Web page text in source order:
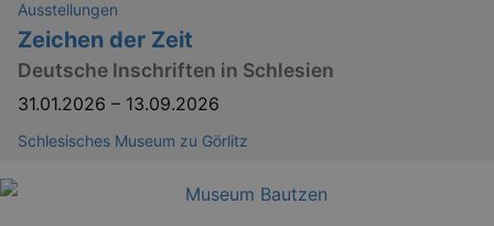
Ausstellungen
Zeichen der Zeit
Deutsche Inschriften in Schlesien
31.01.2026 – 13.09.2026
Schlesisches Museum zu Görlitz